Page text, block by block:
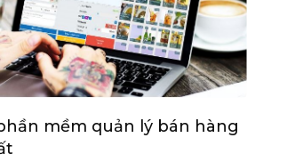
mềm quản lý bán hàng